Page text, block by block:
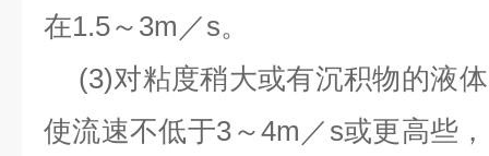
在1.5～ 3m ／s。
(3)对粘度稍大或有沉积物的液
使流速不低于3 ～4m ／ s或更高些